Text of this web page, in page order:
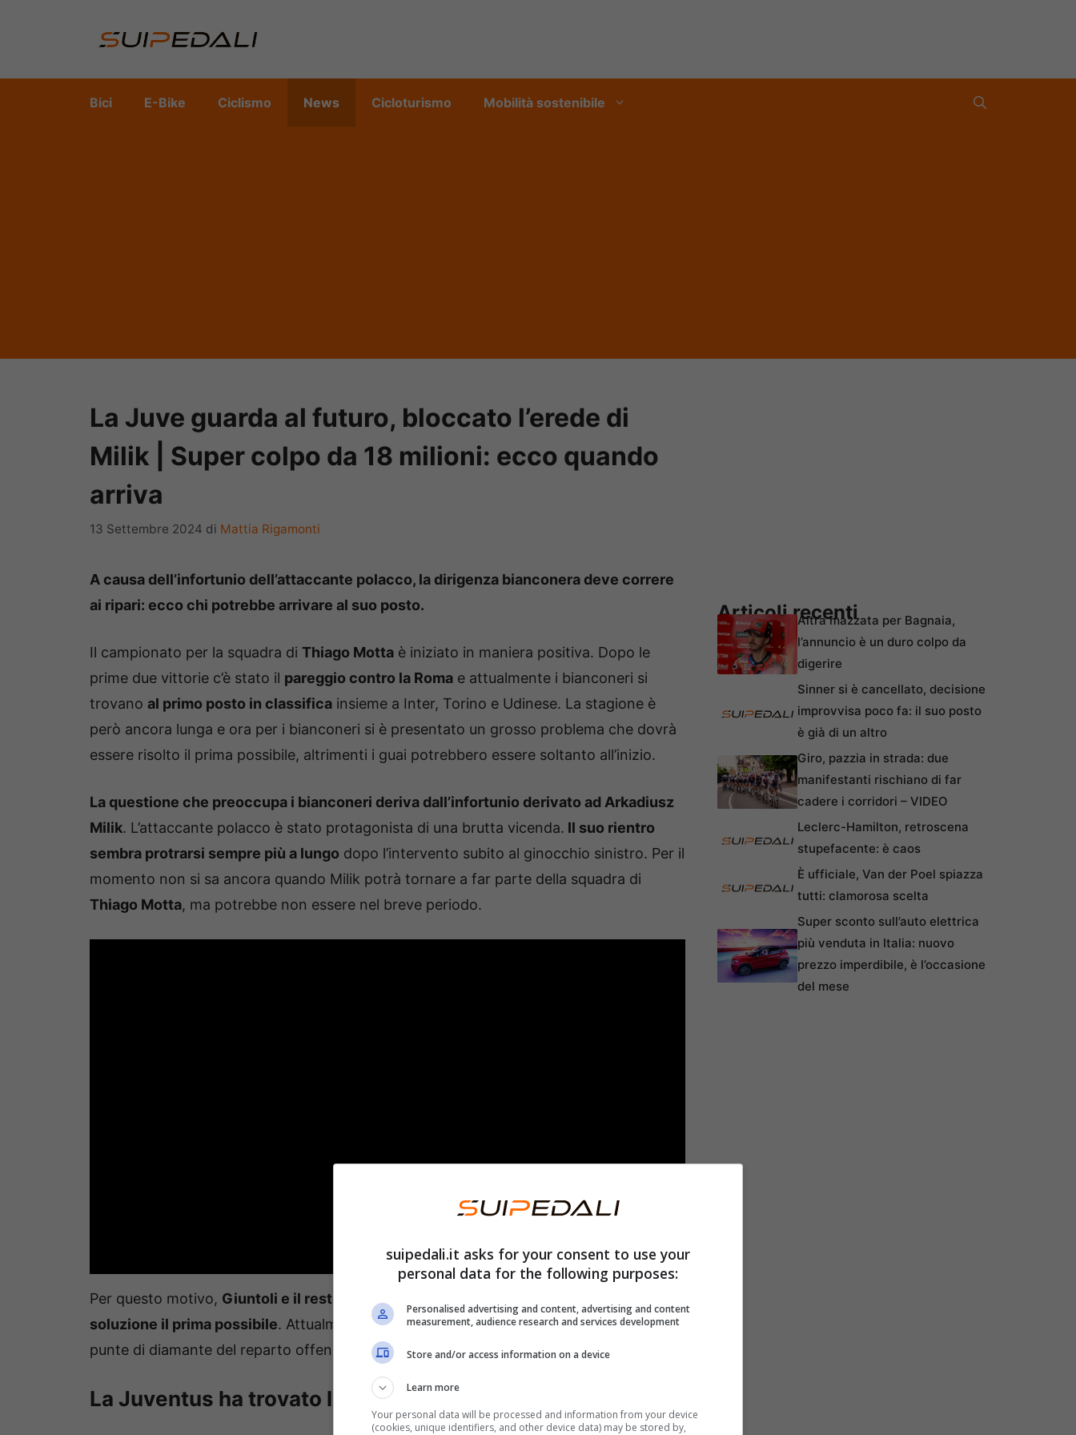
Bici E-Bike Ciclismo News Cicloturismo Mobilità sostenibile
La Juve guarda al futuro, bloccato l’erede di
Milik | Super colpo da 18 milioni: ecco quando
arriva
13 Settembre 2024 di Mattia Rigamonti
A causa dell’infortunio dell’attaccante polacco, la dirigenza bianconera deve correre
ai ripari: ecco chi potrebbe arrivare al suo posto.
Il campionato per la squadra di Thiago Motta è iniziato in maniera positiva. Dopo le
prime due vittorie c’è stato il pareggio contro la Roma e attualmente i bianconeri si
trovano al primo posto in classifica insieme a Inter, Torino e Udinese. La stagione è
però ancora lunga e ora per i bianconeri si è presentato un grosso problema che dovrà
essere risolto il prima possibile, altrimenti i guai potrebbero essere soltanto all’inizio.
La questione che preoccupa i bianconeri deriva dall’infortunio derivato ad Arkadiusz
Milik. L’attaccante polacco è stato protagonista di una brutta vicenda. Il suo rientro
sembra protrarsi sempre più a lungo dopo l’intervento subito al ginocchio sinistro. Per il
momento non si sa ancora quando Milik potrà tornare a far parte della squadra di
Thiago Motta, ma potrebbe non essere nel breve periodo.
Per questo motivo, Giuntoli e il resto della dirigenza saranno costretti a trovare una
soluzione il prima possibile. Attualmente, i bianconeri si troveranno senza una delle sue
punte di diamante del reparto offensivo.
La Juventus ha trovato l’erede di Milik
Articoli recentiAltra mazzata per Bagnaia,
l’annuncio è un duro colpo da
digerire
Sinner si è cancellato, decisione
improvvisa poco fa: il suo posto
è già di un altro
Giro, pazzia in strada: due
manifestanti rischiano di far
cadere i corridori – VIDEO
Leclerc-Hamilton, retroscena
stupefacente: è caos
È ufficiale, Van der Poel spiazza
tutti: clamorosa scelta
Super sconto sull’auto elettrica
più venduta in Italia: nuovo
prezzo imperdibile, è l’occasione
del mese
suipedali.it asks for your consent to use your
personal data for the following purposes:
Personalised advertising and content, advertising and content
measurement, audience research and services development
Store and/or access information on a device
Learn more
Your personal data will be processed and information from your device
(cookies, unique identifiers, and other device data) may be stored by,